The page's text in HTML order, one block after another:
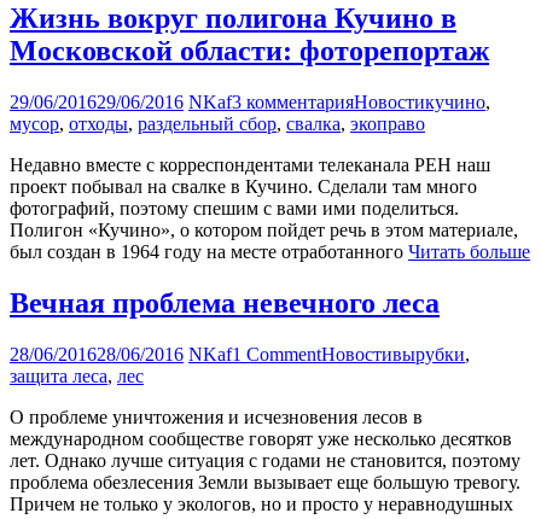
Жизнь вокруг полигона Кучино в
Московской области: фоторепортаж
29/06/201629/06/2016 NKaf3 комментарияНовостикучино,
мусор, отходы, раздельный сбор, свалка, экоправо
Недавно вместе с корреспондентами телеканала РЕН наш
проект побывал на свалке в Кучино. Сделали там много
фотографий, поэтому спешим с вами ими поделиться.
Полигон «Кучино», о котором пойдет речь в этом материале,
был создан в 1964 году на месте отработанного Читать больше
Вечная проблема невечного леса
28/06/201628/06/2016 NKaf1 CommentНовостивырубки,
защита леса, лес
О проблеме уничтожения и исчезновения лесов в
международном сообществе говорят уже несколько десятков
лет. Однако лучше ситуация с годами не становится, поэтому
проблема обезлесения Земли вызывает еще большую тревогу.
Причем не только у экологов, но и просто у неравнодушных